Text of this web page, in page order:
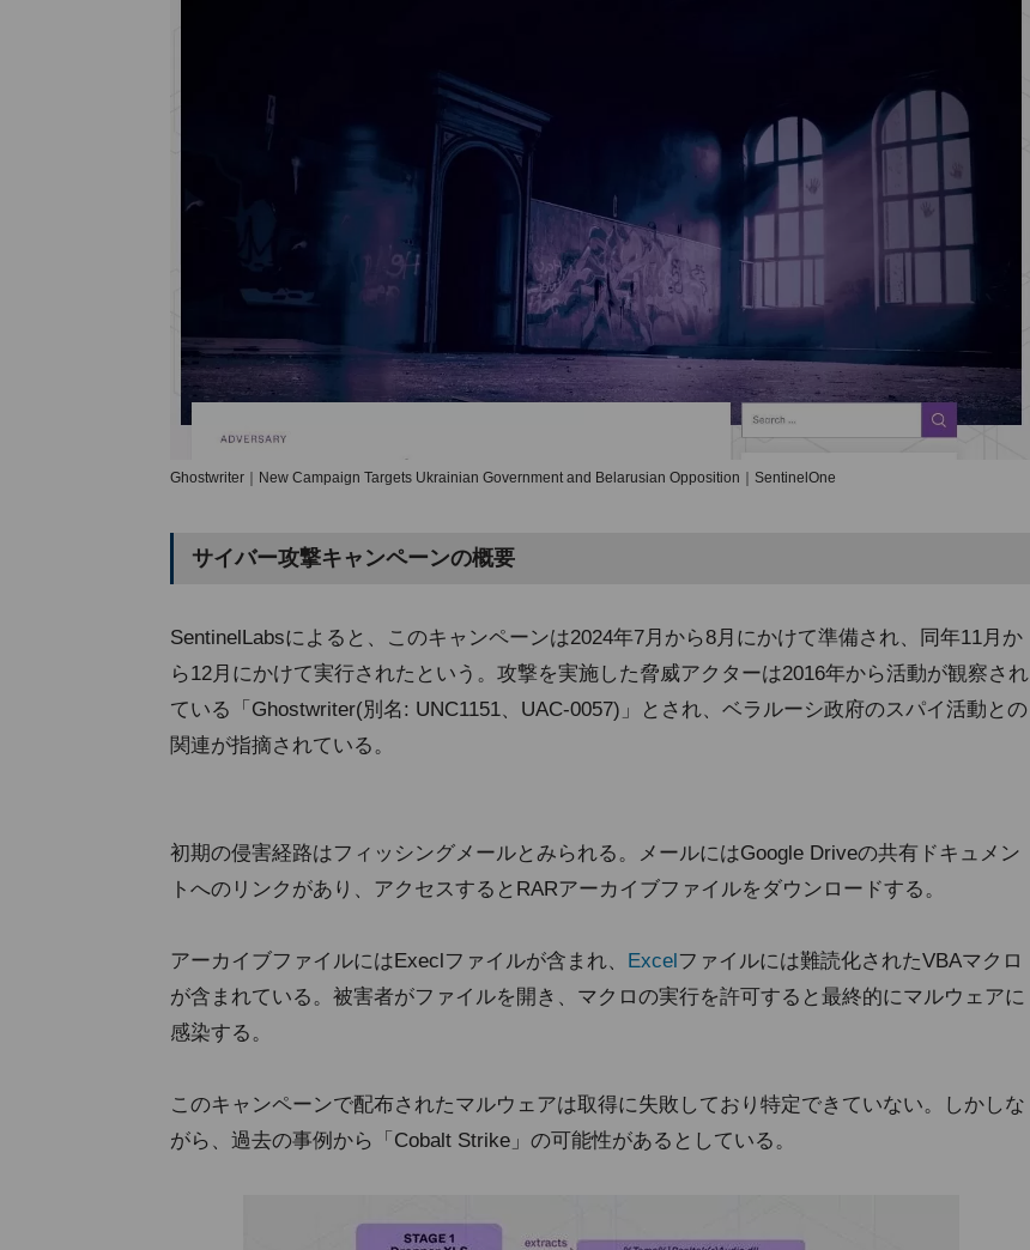
Ghostwriter｜New Campaign Targets Ukrainian Government and Belarusian Opposition｜SentinelOne
サイバー攻撃キャンペーンの概要
SentinelLabsによると、このキャンペーンは2024年7月から8月にかけて準備され、同年11月か
ら12月にかけて実行されたという。攻撃を実施した脅威アクターは2016年から活動が観察され
ている「Ghostwriter(別名: UNC1151、UAC-0057)」とされ、ベラルーシ政府のスパイ活動との
関連が指摘されている。
初期の侵害経路はフィッシングメールとみられる。メールにはGoogle Driveの共有ドキュメン
トへのリンクがあり、アクセスするとRARアーカイブファイルをダウンロードする。
アーカイブファイルにはExeclファイルが含まれ、 Excelファイルには難読化されたVBAマクロ
が含まれている。被害者がファイルを開き、マクロの実行を許可すると最終的にマルウェアに
感染する。
このキャンペーンで配布されたマルウェアは取得に失敗しており特定できていない。しかしな
がら、過去の事例から「Cobalt Strike」の可能性があるとしている。